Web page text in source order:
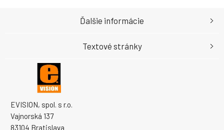
EVISION, spol. s r.o.
Vajnorská 137
83104 Bratislava
Ďalšie informácie
Textové stránky